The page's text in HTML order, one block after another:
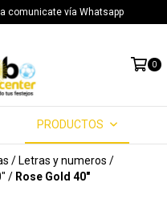
comunicate vía Whatsapp
0
PRODUCTOS
/ Letras y numeros /
/ Rose Gold 40"